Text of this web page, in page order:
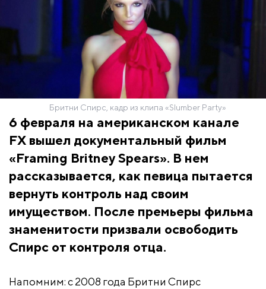
Бритни Спирс, кадр из клипа «Slumber Party»
6 февраля на американском канале
FX вышел документальный фильм
«Framing Britney Spears». В нем
рассказывается, как певица пытается
вернуть контроль над своим
имуществом. После премьеры фильма
знаменитости призвали освободить
Спирс от контроля отца.
Напомним:с 2008 года Бритни Спирс